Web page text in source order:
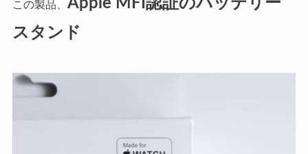
この製品、 Apple MFI認証のバッテリー
スタンド